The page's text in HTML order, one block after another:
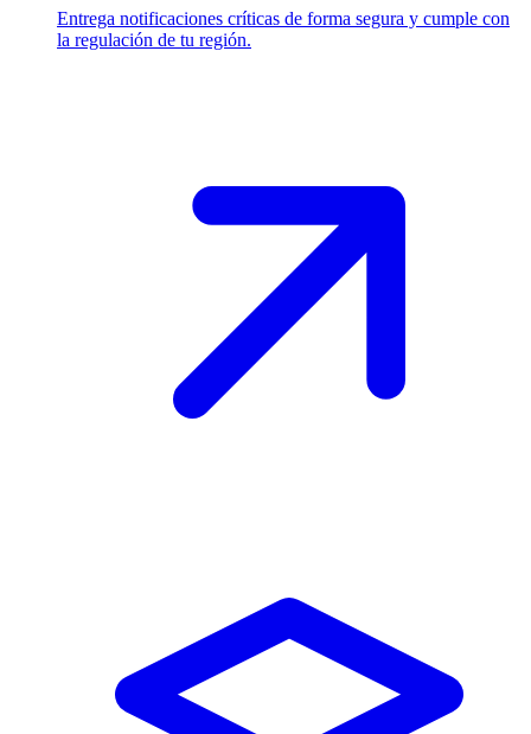
Entrega notificaciones críticas de forma segura y cumple con
la regulación de tu región.